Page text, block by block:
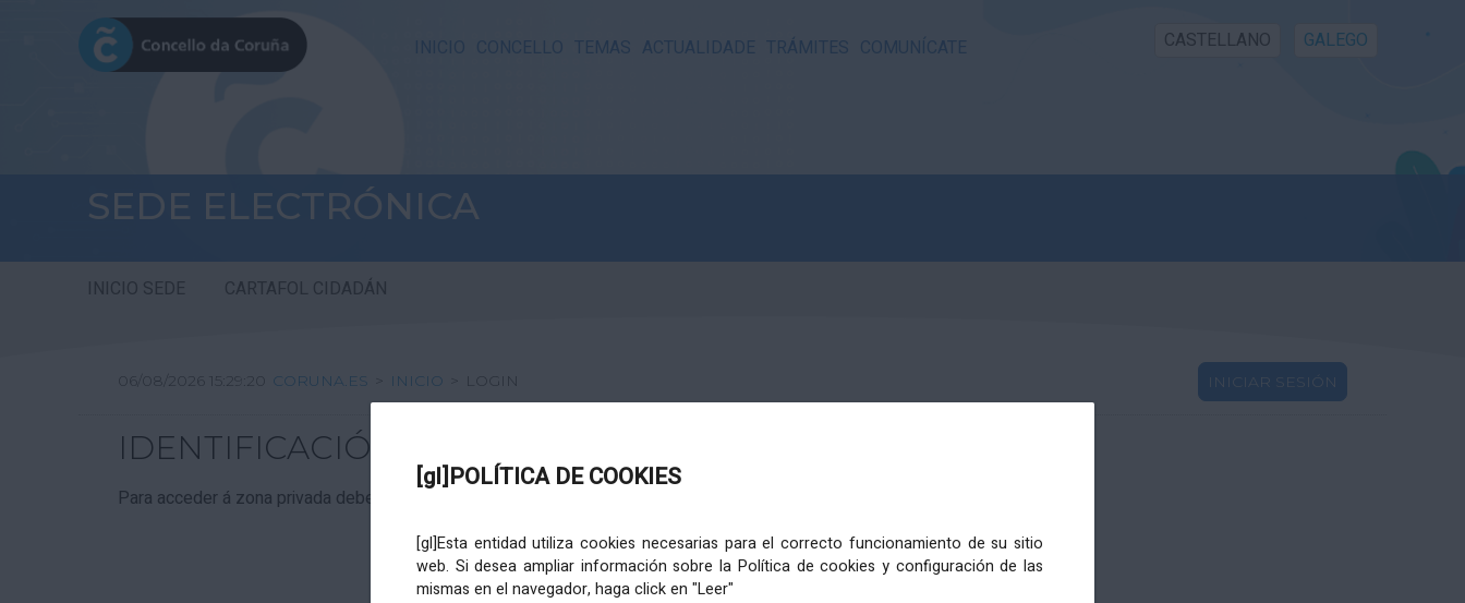
INICIO CONCELLO TEMAS ACTUALIDADE TRÁMITES COMUNÍCATE CASTELLANO GALEGO
SEDE ELECTRÓNICA
INICIO SEDE CARTAFOL CIDADÁN
[gl]POLÍTICA DE COOKIES
[gl]Esta entidad utiliza cookies necesarias para el correcto funcionamiento de su sitio
web. Si desea ampliar información sobre la Política de cookies y configuración de las
mismas en el navegador, haga click en "Leer"
06/08/2026 15:29:20 CORUNA.ES > INICIO > LOGIN INICIAR SESIÓN
IDENTIFICACIÓN
Para acceder á zona privada debe identificarse mediante Cl@ve. Pulse no logotipo